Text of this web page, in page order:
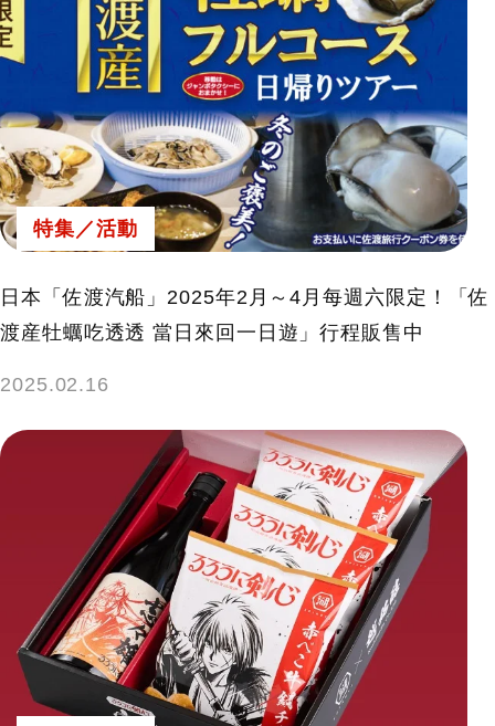
特集／活動
日本「佐渡汽船」2025年2月～4月每週六限定！「佐
渡産牡蠣吃透透 當日來回一日遊」行程販售中
2025.02.16